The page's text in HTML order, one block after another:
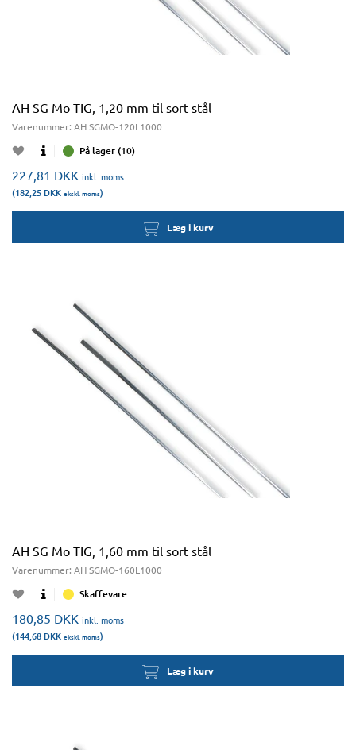
AH SG Mo TIG, 1,20 mm til sort stål
Varenummer: AH SGMO-120L1000
På lager (10)
227,81 DKK inkl. moms
(182,25 DKK ekskl. moms)
Læg i kurv
AH SG Mo TIG, 1,60 mm til sort stål
Varenummer: AH SGMO-160L1000
Skaffevare
180,85 DKK inkl. moms
(144,68 DKK ekskl. moms)
Læg i kurv